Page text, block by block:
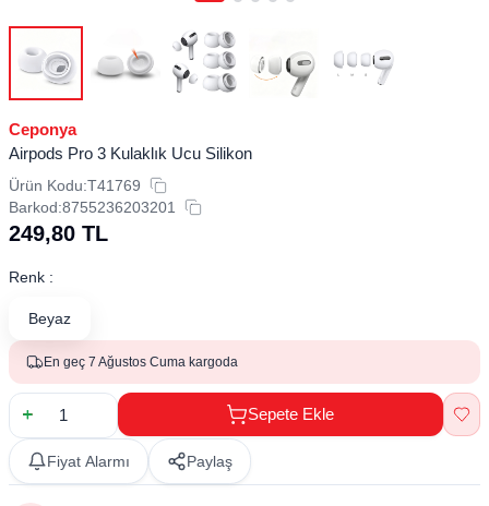
Ceponya
Airpods Pro 3 Kulaklık Ucu Silikon
Ürün Kodu:T41769
Barkod:8755236203201
249,80 TL
Renk :
Beyaz
En geç 7 Ağustos Cuma kargoda
Sepete Ekle
Fiyat Alarmı Paylaş